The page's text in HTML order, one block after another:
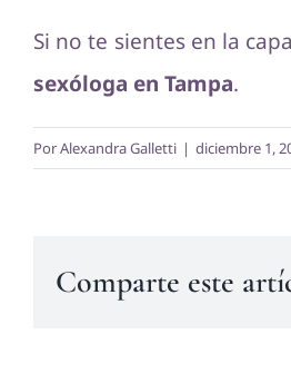
Si no te sientes en la
sexóloga en Tampa.
PorAlexandra Galletti | diciembre 1,
Comparte este